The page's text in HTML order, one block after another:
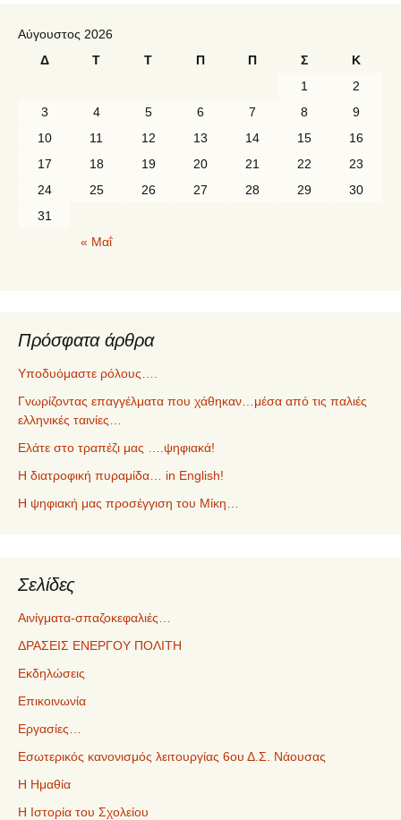
Αύγουστος 2026
Δ
Τ Τ Π Π Σ Κ
« Μαΐ
1
2
3
4 5 6 7 8
9
10
11 12 13 14 15
16
17
18 19 20 21 22
23
24
25 26 27 28 29
30
31
Πρόσφατα άρθρα
Υποδυόμαστε ρόλους….
Γνωρίζοντας επαγγέλματα που χάθηκαν…μέσα από τις παλιές
ελληνικές ταινίες…
Ελάτε στο τραπέζι μας ….ψηφιακά!
Η διατροφική πυραμίδα… in English!
Η ψηφιακή μας προσέγγιση του Μίκη…
Σελίδες
Αινίγματα-σπαζοκεφαλιές…
ΔΡΑΣΕΙΣ ΕΝΕΡΓΟΥ ΠΟΛΙΤΗ
Εκδηλώσεις
Επικοινωνία
Εργασίες…
Εσωτερικός κανονισμός λειτουργίας 6ου Δ.Σ. Νάουσας
Η Ημαθία
Η Ιστορία του Σχολείου